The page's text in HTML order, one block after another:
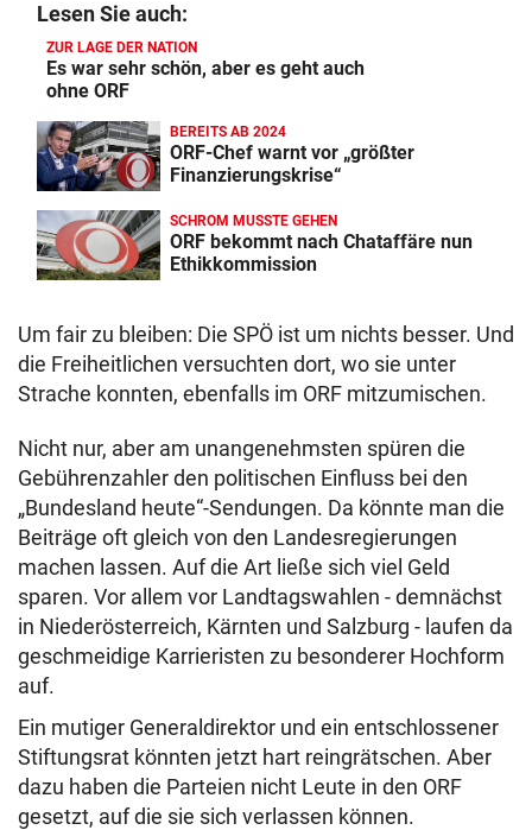
Lesen Sie auch:
ZUR LAGE DER NATION
Es war sehr schön, aber es geht auch
ohne ORF
BEREITS AB 2024
ORF-Chef warnt vor „größter
Finanzierungskrise“
SCHROM MUSSTE GEHEN
ORF bekommt nach Chataffäre nun
Ethikkommission
Um fair zu bleiben: Die SPÖ ist um nichts besser. Und
die Freiheitlichen versuchten dort, wo sie unter
Strache konnten, ebenfalls im ORF mitzumischen.
Nicht nur, aber am unangenehmsten spüren die
Gebührenzahler den politischen Einfluss bei den
„Bundesland heute“-Sendungen. Da könnte man die
Beiträge oft gleich von den Landesregierungen
machen lassen. Auf die Art ließe sich viel Geld
sparen. Vor allem vor Landtagswahlen - demnächst
in Niederösterreich, Kärnten und Salzburg - laufen da
geschmeidige Karrieristen zu besonderer Hochform
auf.
Ein mutiger Generaldirektor und ein entschlossener
Stiftungsrat könnten jetzt hart reingrätschen. Aber
dazu haben die Parteien nicht Leute in den ORF
gesetzt, auf die sie sich verlassen können.